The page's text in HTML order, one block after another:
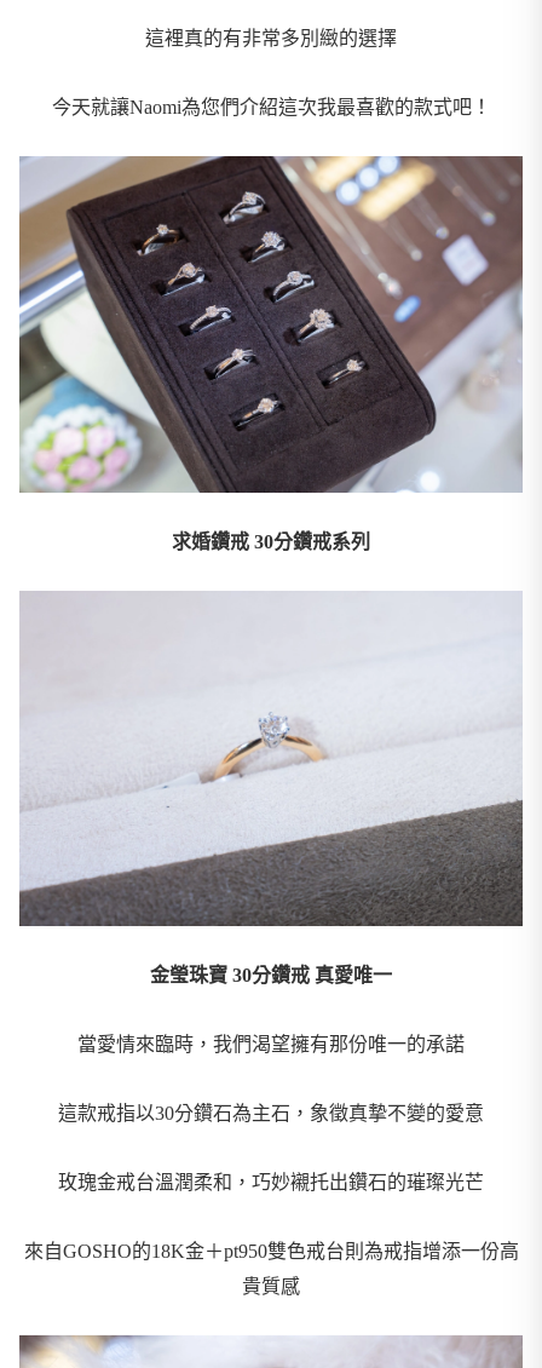
這裡真的有非常多別緻的選擇
今天就讓Naomi為您們介紹這次我最喜歡的款式吧！
求婚鑽戒 30分鑽戒系列
金瑩珠寶 30分鑽戒 真愛唯一
當愛情來臨時，我們渴望擁有那份唯一的承諾
這款戒指以30分鑽石為主石，象徵真摯不變的愛意
玫瑰金戒台溫潤柔和，巧妙襯托出鑽石的璀璨光芒
來自GOSHO的18K金＋pt950雙色戒台則為戒指增添一份高
貴質感